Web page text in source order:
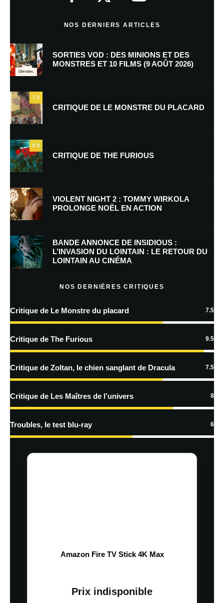
Nom*
E-mail*
Enregistrer mon nom, mon e-mail et mon site dans le navigateur pour
mon prochain commentaire.
Prévenez-moi de tous les nouveaux commentaires par e-mail.
Prévenez-moi de tous les nouveaux articles par e-mail.
En savoir
traitées
NOS DERNIERS ARTICLES
SORTIES VOD : DES MINIONS ET DES
MONSTRES ET 10 FILMS (9 AOÛT 2026)
7.5
CRITIQUE DE LE MONSTRE DU PLACARD
9.5
CRITIQUE DE THE FURIOUS
VIOLENT NIGHT 2 : TOMMY WIRKOLA
PROLONGE NOËL EN ACTION
BANDE ANNONCE DE INSIDIOUS :
L’INVASION DU LOINTAIN : LE RETOUR DU
LOINTAIN AU CINÉMA
NOS DERNIÈRES CRITIQUES
Critique de Le Monstre du placard 7.5
Critique de The Furious 9.5
Critique de Zoltan, le chien sanglant de Dracula 7.5
Critique de Les Maîtres de l’univers 8
Troubles, le test blu-ray 6
Amazon Fire TV Stick 4K Max
Prix indisponible